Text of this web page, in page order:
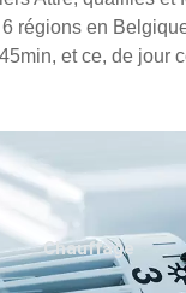
régions en
et ce, de jour
Chauffage